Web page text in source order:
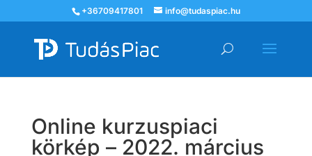
+36709417801 info@tudaspiac.hu
Online kurzuspiaci
körkép – 2022. március